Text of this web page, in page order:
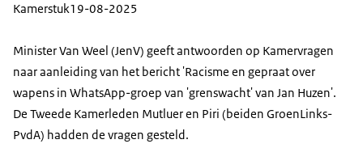
Kamerstuk19-08-2025
Minister Van Weel (JenV) geeft antwoorden op Kamervragen
naar aanleiding van het bericht 'Racisme en gepraat over
wapens in WhatsApp-groep van 'grenswacht' van Jan Huzen'.
De Tweede Kamerleden Mutluer en Piri (beiden GroenLinks-
PvdA) hadden de vragen gesteld.